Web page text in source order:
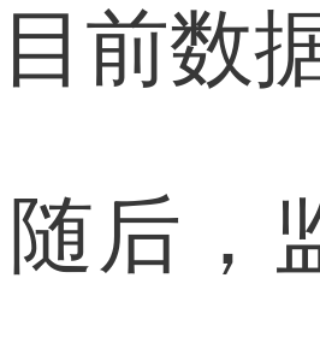
前数
，监